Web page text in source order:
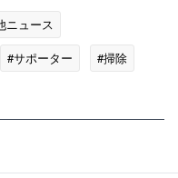
ニュース
#サポーター
#掃除